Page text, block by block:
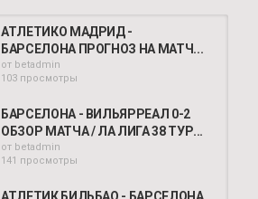
АТЛЕТИКО МАДРИД -
БАРСЕЛОНА ПРОГНОЗ НА МАТЧ...
от betadmin
103 просмотры
БАРСЕЛОНА - ВИЛЬЯРРЕАЛ 0-2
ОБЗОР МАТЧА / ЛА ЛИГА 38 ТУР...
от betadmin
141 просмотры
АТЛЕТИК БИЛЬБАО - БАРСЕЛОНА